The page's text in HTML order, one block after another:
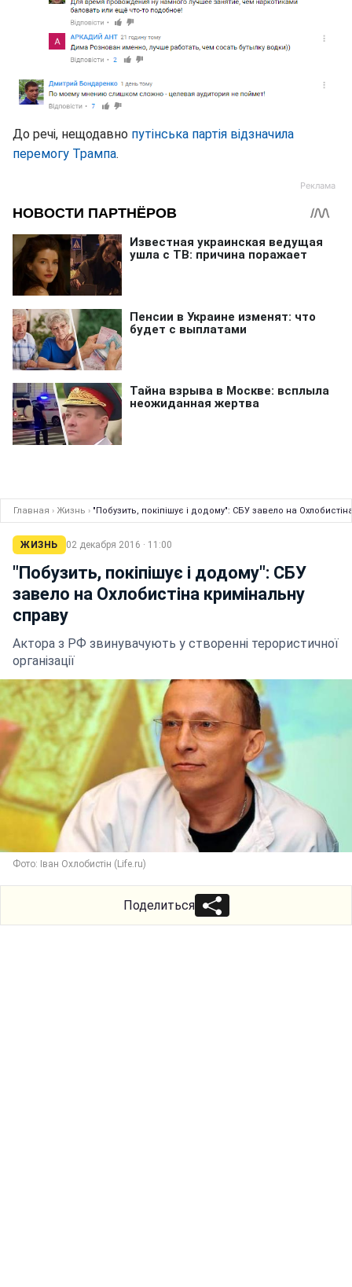
До речі, нещодавно путінська партія відзначила
перемогу Трампа.
Главная › Жизнь › "Побузить, покіпішує і додому": СБУ завело на
ЖИЗНЬ 02 декабря 2016 · 11:00
"Побузить, покіпішує і додому": СБУ
завело на Охлобистіна кримінальну
справу
Актора з РФ звинувачують у створенні терористичної
організації
Фото: Іван Охлобистін (Life.ru)
Поделиться